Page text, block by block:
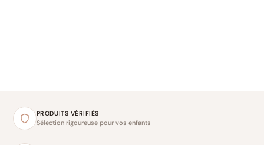
PRODUITS VÉRIFIÉS
Sélection rigoureuse pour vos enfants